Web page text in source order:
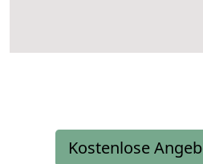
Kostenlose